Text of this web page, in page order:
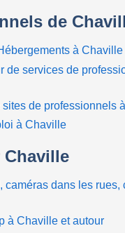
de
à Chaville
de services de
de professionnels
à Chaville
Chaville
caméras dans les rues,
à Chaville et autour